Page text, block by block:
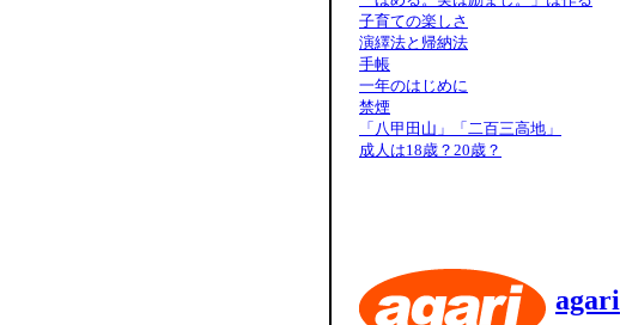
子育ての楽しさ
演繹法と帰納法
手帳
一年のはじめに
禁煙
「八甲田山」「二百三高地」
成人は18歳？20歳？
agari